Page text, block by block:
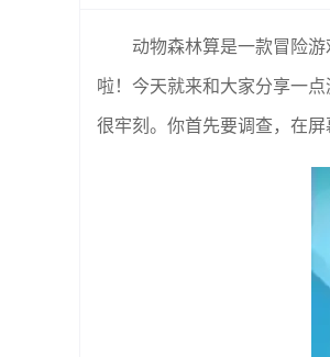
动物森林算是一款冒险
啦！今天就来和大家分享一
很牢刻。你首先要调查，在